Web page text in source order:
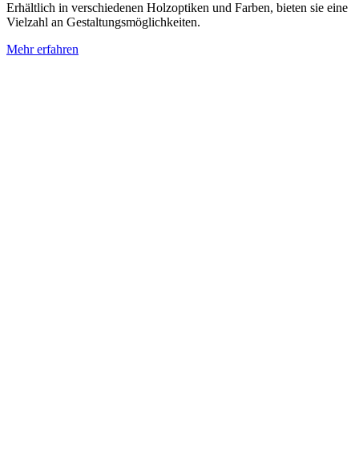
Erhältlich in verschiedenen Holzoptiken und Farben, bieten sie eine
Vielzahl an Gestaltungsmöglichkeiten.
Mehr erfahren